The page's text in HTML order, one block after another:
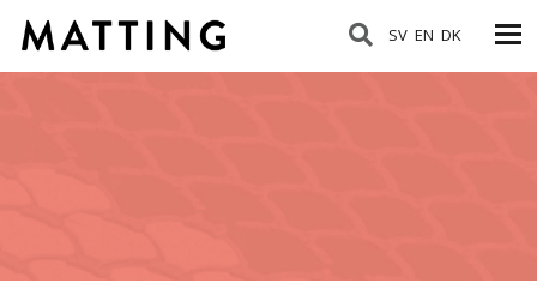
SV EN DK